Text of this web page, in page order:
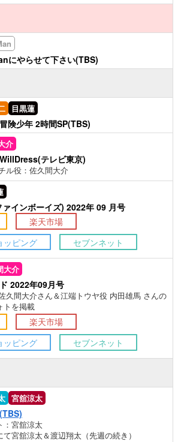
にやらせて下さい(TBS)
目黒蓮
険少年 2時間SP(TBS)
介
テレビ東京)
役：佐久間大介
ァインボーイズ) 2022年 09 月号
楽天市場
ッピング
セブンネット
大介
2022年09月号
久間大介さん＆江端トウヤ役 内田雄馬 さんの
トを掲載
楽天市場
ッピング
セブンネット
宮舘涼太
：宮舘涼太
て宮舘涼太＆渡辺翔太（先週の続き）